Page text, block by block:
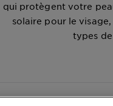
qui protègent votre
solaire pour le
types